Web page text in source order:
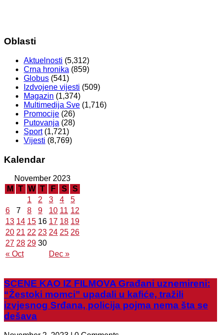
Oblasti
Aktuelnosti (5,312)
Crna hronika (859)
Globus (541)
Izdvojene vijesti (509)
Magazin (1,374)
Multimedija Sve (1,716)
Promocije (26)
Putovanja (28)
Sport(1,721)
Vijesti (8,769)
Kalendar
November 2023
M
T W T F S S
« Oct Dec »
1 2 3 4
5
6
7 8 9 10 11 12
13 14 15 16 17 18 19
20 21 22 23 24 25 26
27 28 29 30
SCENE KAO IZ FILMOVA Građani uznemireni:
“Žestoki momci” upadali u kafiće, tražili
izvjesnog Srđana, policija pojma nema šta se
dešava